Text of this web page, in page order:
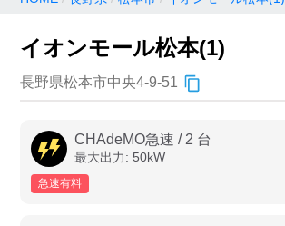
地名・観光スポット・住所で検索
充電器の種類
急速充電器のみ表示
高速道路上のみ表示
イオンモール松本(1)
長野県松本市中央4-9-51
CHAdeMO急速 / 2 台
最大出力: 50kW
急速有料